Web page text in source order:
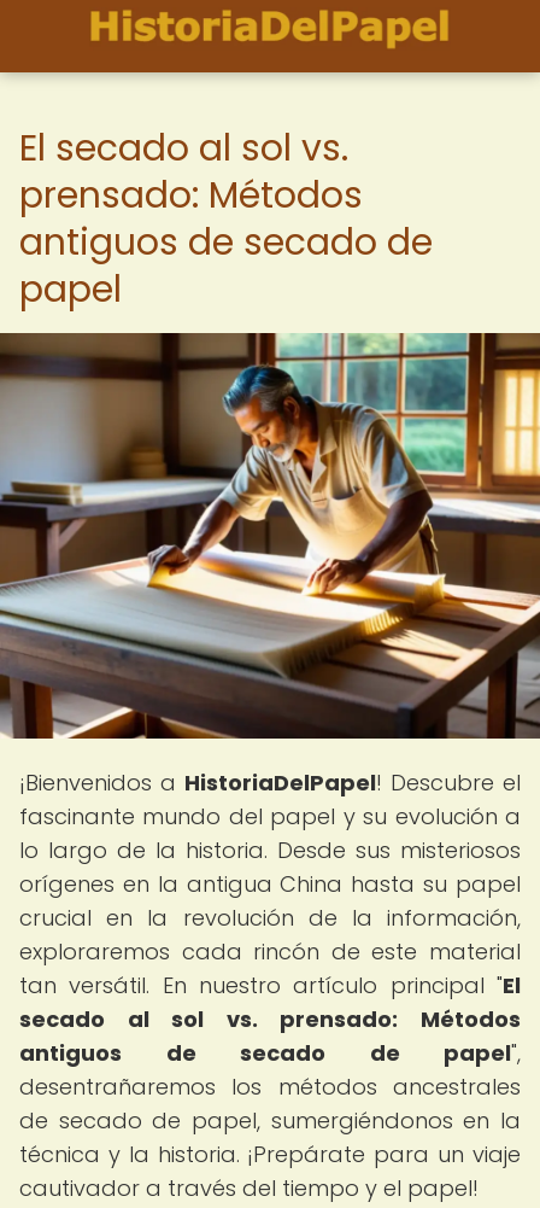
El secado al sol vs.
prensado: Métodos
antiguos de secado de
papel
¡Bienvenidos a HistoriaDelPapel! Descubre el
fascinante mundo del papel y su evolución a
lo largo de la historia. Desde sus misteriosos
orígenes en la antigua China hasta su papel
crucial en la revolución de la información,
exploraremos cada rincón de este material
tan versátil. En nuestro artículo principal "El
secado al sol vs. prensado: Métodos
antiguos de secado de papel",
desentrañaremos los métodos ancestrales
de secado de papel, sumergiéndonos en la
técnica y la historia. ¡Prepárate para un viaje
cautivador a través del tiempo y el papel!